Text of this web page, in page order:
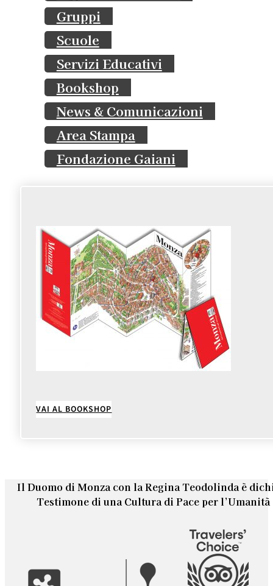
Gruppi
Scuole
Servizi Educativi
Bookshop
News & Comunicazioni
Area Stampa
Fondazione Gaiani
VAI AL BOOKSHOP
Il Duomo di Monza con la Regina Teodolinda è
Testimone di una Cultura di Pace per l’Umanità